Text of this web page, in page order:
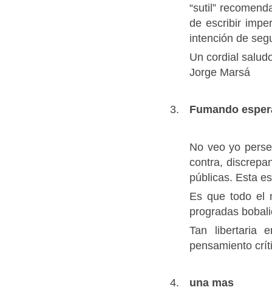
“sutil”
de escribir
intención de
Un cordial
Jorge Marsá
Fumando
No veo yo
contra,
públicas. Esta
Es que todo el
progradas
Tan libertaria
pensamiento
una mas